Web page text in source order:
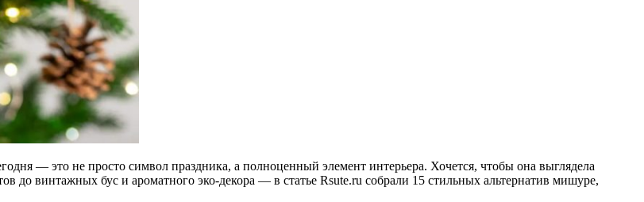
— это не просто символ праздника, а полноценный элемент интерьера. Хочется, чтобы она выглядела
винтажных бус и ароматного эко-декора — в статье Rsute.ru собрали 15 стильных альтернатив мишуре,